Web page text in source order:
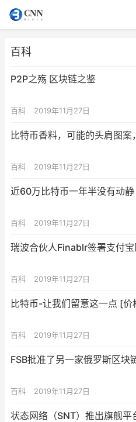
百科
P2P之殇 区块链之鉴
百科 2019年11月27日
比特币香料，可能的头肩图
百科 2019年11月27日
近60万比特币一年半没有动静
百科 2019年11月27日
瑞波合伙人Finablr签署支付
百科 2019年11月27日
比特币-让我们留意这一点 [价
百科 2019年11月27日
FSB批准了另一家俄罗斯区块
百科 2019年11月27日
状态网络（SNT）推出旗舰平